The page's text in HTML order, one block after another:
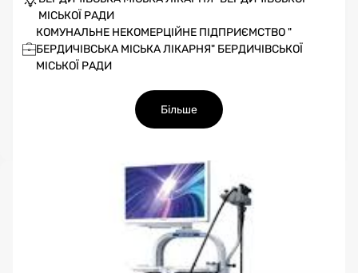
МІСЬКОЇ РАДИ
КОМУНАЛЬНЕ НЕКОМЕРЦІЙНЕ ПІДПРИЄМСТВО "
БЕРДИЧІВСЬКА МІСЬКА ЛІКАРНЯ" БЕРДИЧІВСЬКОЇ
МІСЬКОЇ РАДИ
Більше